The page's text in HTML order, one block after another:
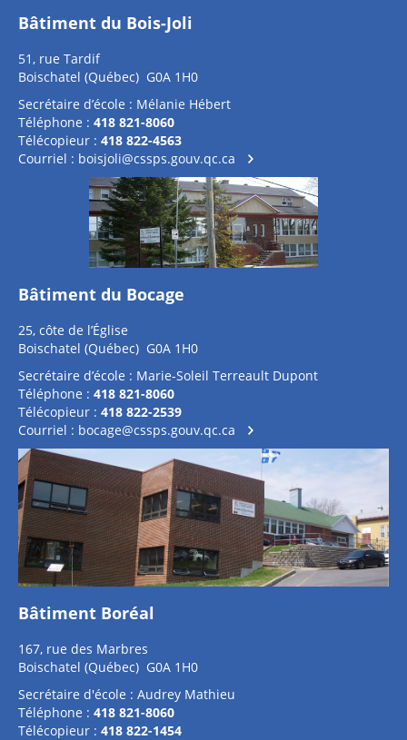
Bâtiment du Bois-Joli
51, rue Tardif
Boischatel (Québec) G0A 1H0
Secrétaire d’école : Mélanie Hébert
Téléphone : 418 821-8060
Télécopieur : 418 822-4563
Courriel : boisjoli@cssps.gouv.qc.ca
Bâtiment du Bocage
25, côte de l’Église
Boischatel (Québec) G0A 1H0
Secrétaire d’école : Marie-Soleil Terreault Dupont
Téléphone : 418 821-8060
Télécopieur : 418 822-2539
Courriel : bocage@cssps.gouv.qc.ca
Bâtiment Boréal
167, rue des Marbres
Boischatel (Québec) G0A 1H0
Secrétaire d'école : Audrey Mathieu
Téléphone : 418 821-8060
Télécopieur : 418 822-1454